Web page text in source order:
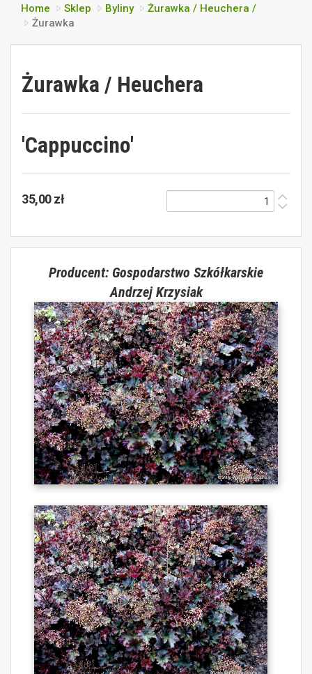
Home Sklep Byliny
Żurawka / Heuchera /
Żurawka
Żurawka / Heuchera
'Cappuccino'
35,00 zł
Producent: Gospodarstwo Szkółkarskie
Andrzej Krzysiak